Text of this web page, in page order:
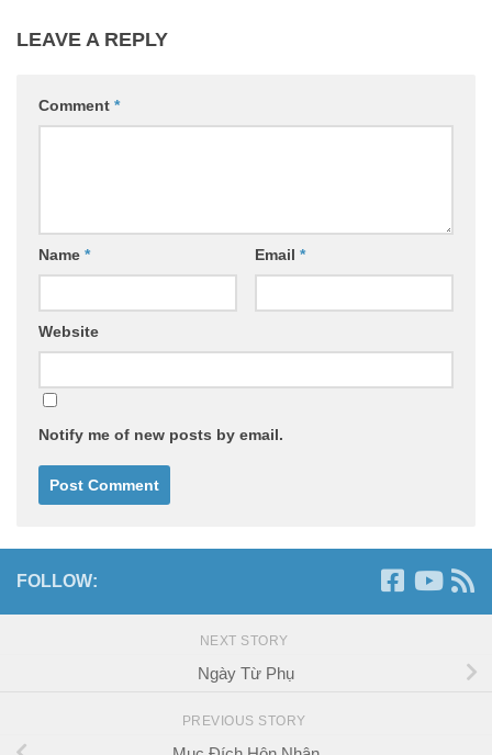
LEAVE A REPLY
Comment *
Name * Email *
Website
Notify me of new posts by email.
FOLLOW:
NEXT STORY
Ngày Từ Phụ
PREVIOUS STORY